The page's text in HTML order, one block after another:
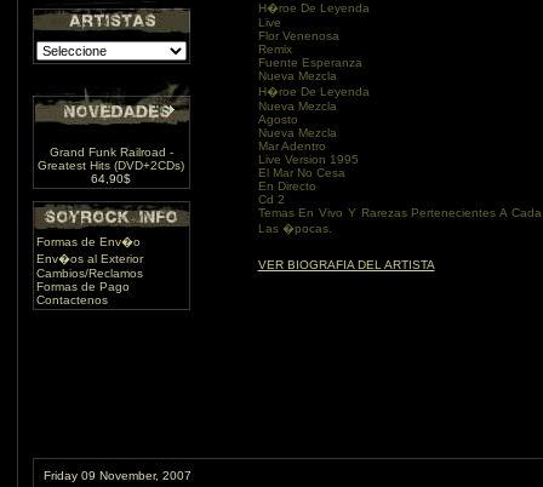
Grand Funk Railroad -
Greatest Hits (DVD+2CDs)
64,90$
Formas de Env�o
Env�os al Exterior
Cambios/Reclamos
Formas de Pago
Contactenos
H�roe De Leyenda
Live
Flor Venenosa
Remix
Fuente Esperanza
Nueva Mezcla
H�roe De Leyenda
Nueva Mezcla
Agosto
Nueva Mezcla
Mar Adentro
Live Version 1995
El Mar No Cesa
En Directo
Cd 2
Temas En Vivo Y Rarezas Pertenecientes A
Las �pocas.
VER BIOGRAFIA DEL ARTISTA
Friday 09 November, 2007